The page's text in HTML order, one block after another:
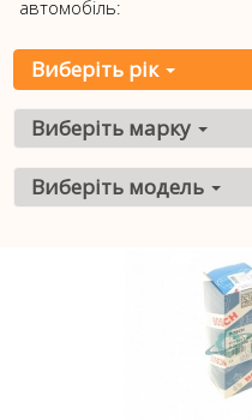
автомобіль:
Виберіть рік
Виберіть марку
Виберіть модель